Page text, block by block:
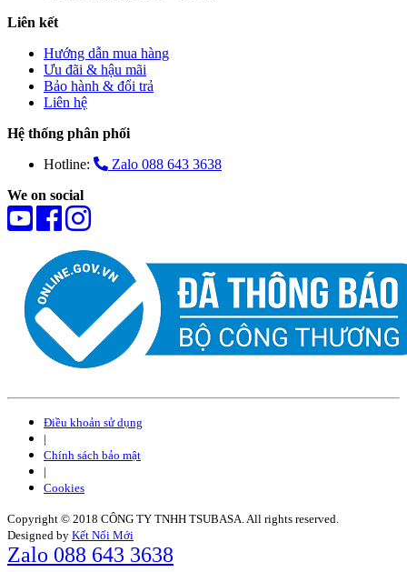
Liên kết
Hướng dẫn mua hàng
Ưu đãi & hậu mãi
Bảo hành & đổi trả
Liên hệ
Hệ thống phân phối
Hotline:
Zalo 088 643 3638
We on social
Điều khoản sử dụng
|
Chính sách bảo mật
|
Cookies
Copyright © 2018 CÔNG TY TNHH TSUBASA. All rights reserved.
Designed by Kết Nối Mới
Zalo 088 643 3638